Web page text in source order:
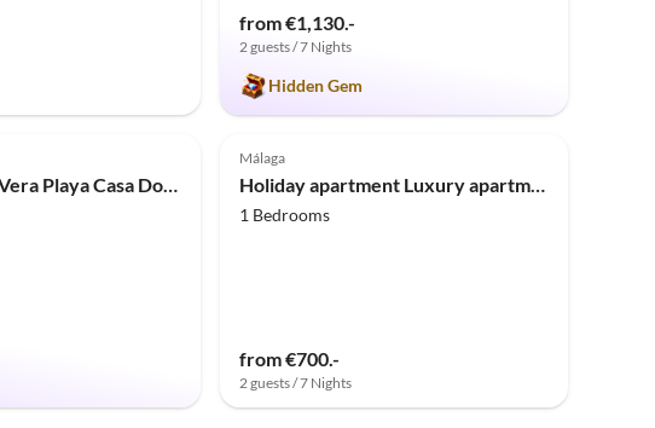
from €1,130.-
2 guests / 7 Nights
Hidden Gem
Top-Listing
Holiday house Vera Playa Casa Don Carlo
Top-Listing
Málaga
Holiday apartment Luxury apartment
1 Bedrooms
from €700.-
2 guests / 7 Nights